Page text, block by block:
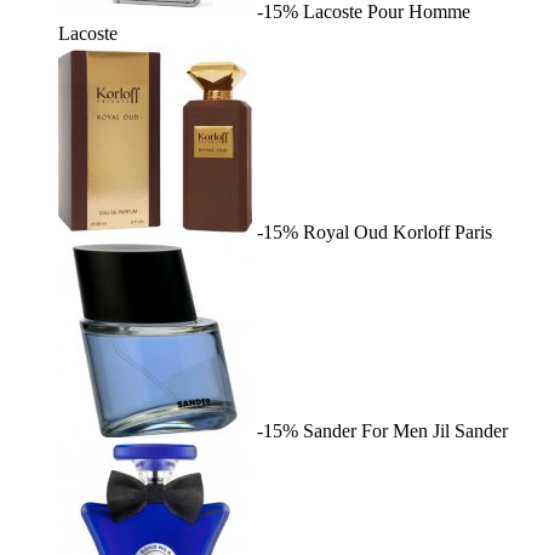
-15% Lacoste Pour Homme
Lacoste
-15% Royal Oud Korloff Paris
-15% Sander For Men Jil Sander